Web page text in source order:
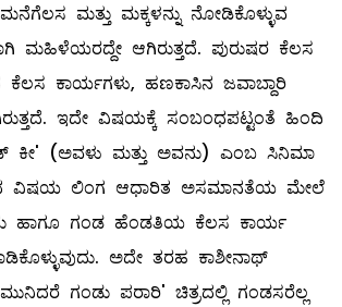
ಮತ್ತು ಮಕ್ಕಳನ್ನು ನೋಡಿಕೊಳ್ಳುವ
ಮಹಿಳೆಯರದ್ದೇ ಆಗಿರುತ್ತದೆ. ಪುರುಷರ ಕೆಲಸ
ಕಾರ್ಯಗಳು, ಹಣಕಾಸಿನ ಜವಾಬ್ದಾರಿ
ಇದೇ ವಿಷಯಕ್ಕೆ ಸಂಬಂಧಪಟ್ಟಂತೆ ಹಿಂದಿ
(ಅವಳು ಮತ್ತು ಅವನು) ಎಂಬ ಸಿನಿಮಾ
ವಿಷಯ ಲಿಂಗ ಆಧಾರಿತ ಅಸಮಾನತೆಯ ಮೇಲೆ
ಹಾಗೂ ಗಂಡ ಹೆಂಡತಿಯ ಕೆಲಸ ಕಾರ್ಯ
ಅದೇ ತರಹ ಕಾಶೀನಾಥ್‌
ಗಂಡು ಪರಾರಿ' ಚಿತ್ರದಲ್ಲಿ ಗಂಡಸರೆಲ್ಲ